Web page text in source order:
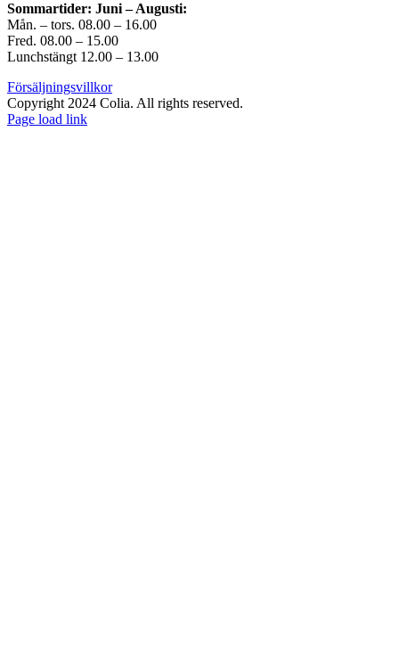
Sommartider: Juni – Augusti:
Mån. – tors. 08.00 – 16.00
Fred. 08.00 – 15.00
Lunchstängt 12.00 – 13.00
Försäljningsvillkor
Copyright 2024 Colia. All rights reserved.
Page load link